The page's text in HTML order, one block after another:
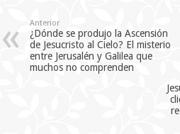
Anterior
¿Dónde se produjo la Ascensión
de Jesucristo al Cielo? El misterio
entre Jerusalén y Galilea que
muchos no comprenden